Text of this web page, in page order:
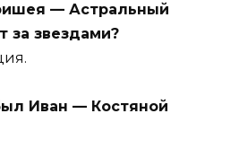
— Астральный
за звездами?
Иван — Костяной